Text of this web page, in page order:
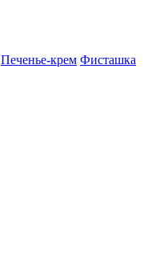
Печенье-крем Фисташка